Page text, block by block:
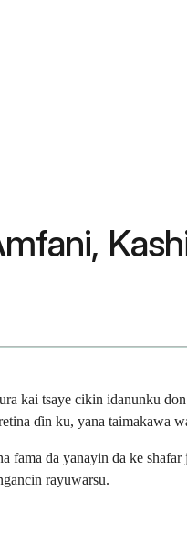
kai tsaye cikin idanunku
ɗin ku, yana taimakawa
fama da yanayin da ke
rayuwarsu.